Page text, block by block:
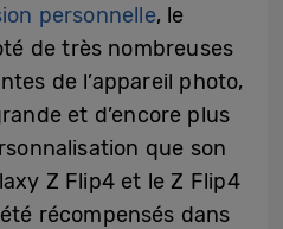
personnelle, le
de très nombreuses
de l’appareil photo,
et d’encore plus
que son
Z Flip4 et le Z Flip4
récompensés dans